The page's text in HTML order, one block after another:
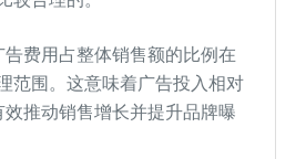
费用占整体销售额的比例在
范围。这意味着广告投入相对
推动销售增长并提升品牌曝